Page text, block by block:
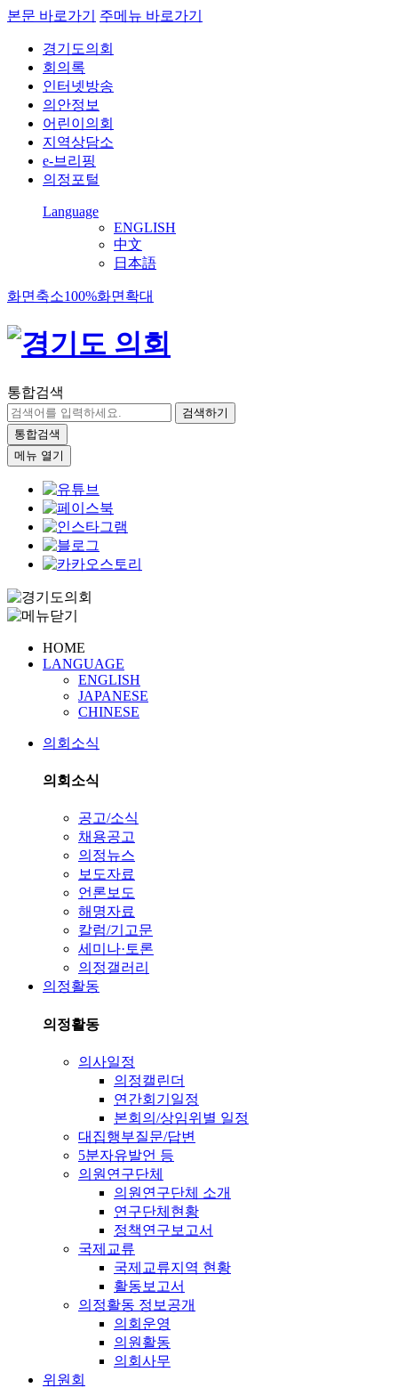
본문 바로가기 주메뉴 바로가기
경기도의회
회의록
인터넷방송
의안정보
어린이의회
지역상담소
e-브리핑
의정포털
Language
ENGLISH
中文
日本語
화면축소100%화면확대
통합검색
검색하기
통합검색
메뉴 열기
HOME
LANGUAGE
ENGLISH
JAPANESE
CHINESE
의회소식
의회소식
공고/소식
채용공고
의정뉴스
보도자료
언론보도
해명자료
칼럼/기고문
세미나·토론
의정갤러리
의정활동
의정활동
의사일정
의정캘린더
연간회기일정
본회의/상임위별 일정
대집행부질문/답변
5분자유발언 등
의원연구단체
의원연구단체 소개
연구단체현황
정책연구보고서
국제교류
국제교류지역 현황
활동보고서
의정활동 정보공개
의회운영
의원활동
의회사무
위원회